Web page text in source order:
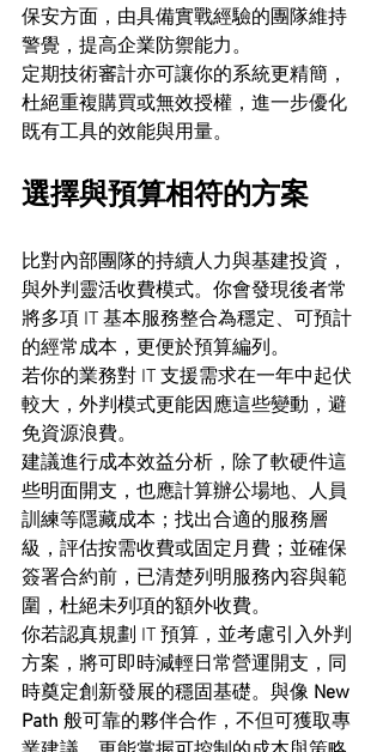
保安方面，由具備實戰經驗的團隊維持
警覺，提高企業防禦能力。
定期技術審計亦可讓你的系統更精簡，
杜絕重複購買或無效授權，進一步優化
既有工具的效能與用量。
選擇與預算相符的方案
比對內部團隊的持續人力與基建投資，
與外判靈活收費模式。你會發現後者常
將多項 IT 基本服務整合為穩定、可預計
的經常成本，更便於預算編列。
若你的業務對 IT 支援需求在一年中起伏
較大，外判模式更能因應這些變動，避
免資源浪費。
建議進行成本效益分析，除了軟硬件這
些明面開支，也應計算辦公場地、人員
訓練等隱藏成本；找出合適的服務層
級，評估按需收費或固定月費；並確保
簽署合約前，已清楚列明服務內容與範
圍，杜絕未列項的額外收費。
你若認真規劃 IT 預算，並考慮引入外判
方案，將可即時減輕日常營運開支，同
時奠定創新發展的穩固基礎。與像 New
Path 般可靠的夥伴合作，不但可獲取專